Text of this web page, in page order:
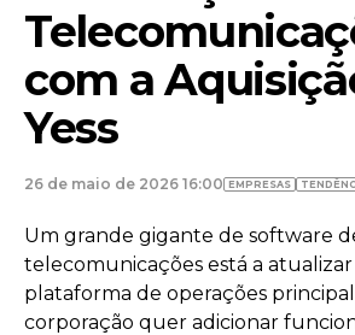
com a
Yess
26 de maio de 2026 16:00 EMPRESAS
Um grande gigante de software
telecomunicações está a atualizar
plataforma de operações
corporação quer adicionar